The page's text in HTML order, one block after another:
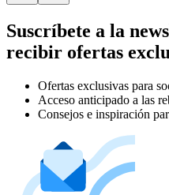
Suscríbete a la
recibir ofertas
Ofertas exclusivas para
Acceso anticipado a las
Consejos e inspiración